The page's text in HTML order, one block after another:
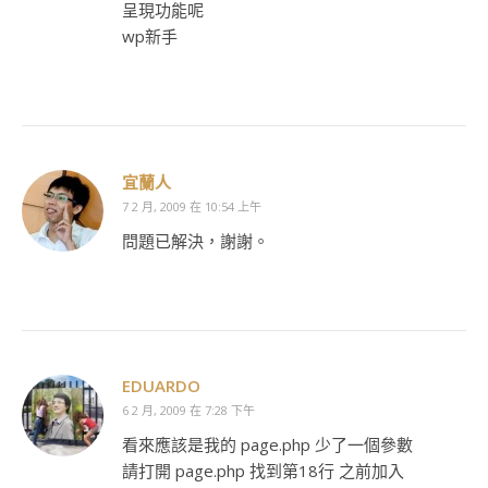
呈現功能呢
wp新手
宜蘭人
7 2 月, 2009 在 10:54 上午
問題已解決，謝謝。
EDUARDO
6 2 月, 2009 在 7:28 下午
看來應該是我的 page.php 少了一個參數
請打開 page.php 找到第18行 之前加入